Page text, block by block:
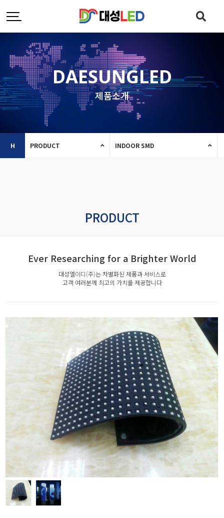
DAESUNGLED
제품소개
H PRODUCT INDOOR SMD
PRODUCT
Ever Researching for a Brighter World
대성엘이디(주)는 차별화된 제품과 서비스로
고객 여러분께 최고의 가치를 제공합니다